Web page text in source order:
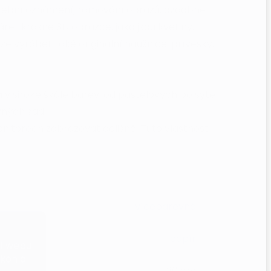
a
oznámení, rámování obrazů, ozdobné
krásné 3D obrazce, jako jsou květiny,
vyrábět také originální náušnice, přívěsky,
sad.
zobrazovat odlišně. Tuto vlastnost